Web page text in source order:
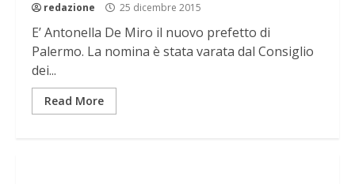
redazione 25 dicembre 2015
E’ Antonella De Miro il nuovo prefetto di
Palermo. La nomina è stata varata dal Consiglio
dei...
Read More